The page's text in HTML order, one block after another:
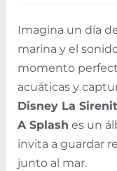
Imagina un día
marina y el
momento
acuáticas y
Disney La
A Splash es un
invita a guardar
junto al mar.